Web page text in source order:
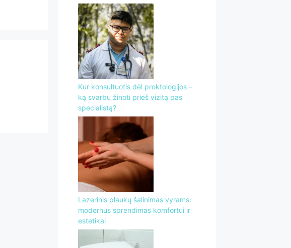
Kur konsultuotis dėl proktologijos –
ką svarbu žinoti prieš vizitą pas
specialistą?
Lazerinis plaukų šalinimas vyrams:
modernus sprendimas komfortui ir
estetikai